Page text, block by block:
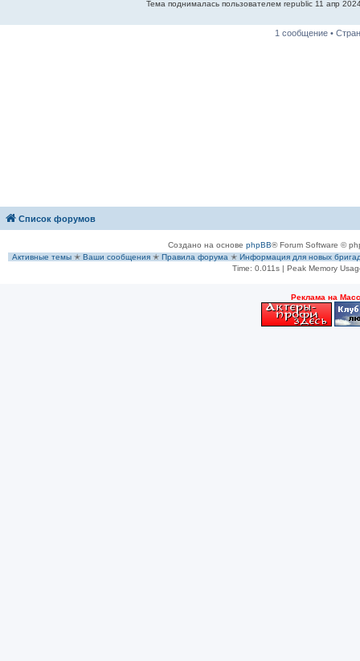
Тема поднималась пользователем republic 11 апр
1 сообщение •
Список форумов
Создано на основе phpBB® Forum Software ©
Активные темы ✭ Ваши сообщения ✭ Правила форума ✭ Информация для новых
Time: 0.011s | Peak Memory
Рeклама на